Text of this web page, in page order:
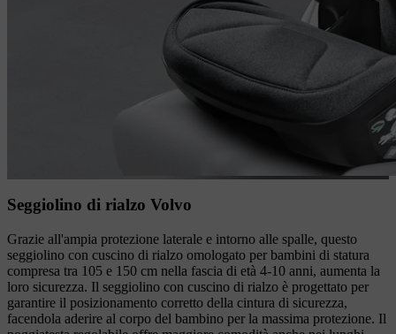
Seggiolino di rialzo Volvo
Grazie all'ampia protezione laterale e intorno alle spalle, questo
seggiolino con cuscino di rialzo omologato per bambini di statura
compresa tra 105 e 150 cm nella fascia di età 4-10 anni, aumenta la
loro sicurezza. Il seggiolino con cuscino di rialzo è progettato per
garantire il posizionamento corretto della cintura di sicurezza,
facendola aderire al corpo del bambino per la massima protezione. Il